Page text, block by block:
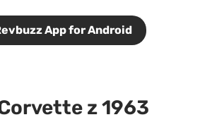
App for Android
z 1963